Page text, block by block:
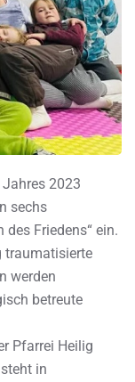
2023
sechs
des Friedens“ ein.
traumatisierte
werden
betreute
Pfarrei Heilig
in